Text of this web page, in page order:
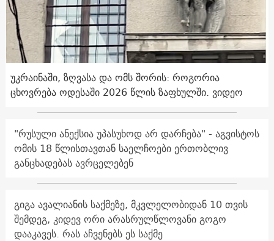
უკრაინაში, ზღვასა და ომს შორის: როგორია
ცხოვრება ოდესაში 2026 წლის ზაფხულში. ვიდეო
"რუსული ანექსია უპასუხოდ არ დარჩება" - აგვისტოს
ომის 18 წლისთავთან საელჩოები ერთობლივ
განცხადებას ავრცელებენ
გიგა ავალიანის საქმეზე, მკვლელობიდან 10 თვის
შემდეგ, კიდევ ორი არასრულწლოვანი გოგო
დააკავეს. რას აჩვენებს ეს საქმე